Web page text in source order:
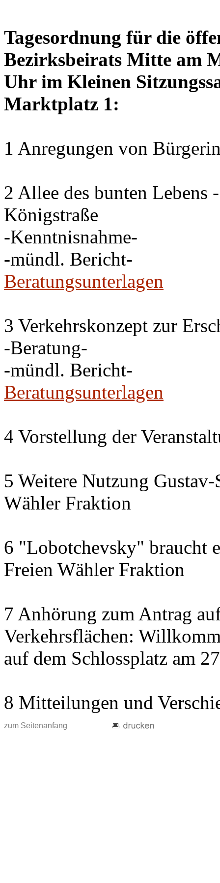
Tagesordnung für die
Bezirksbeirats Mitte am
Uhr im Kleinen
Marktplatz 1:
1 Anregungen von
2 Allee des bunten Lebens
Königstraße
-Kenntnisnahme-
-mündl. Bericht-
Beratungsunterlagen
3 Verkehrskonzept zur
-Beratung-
-mündl. Bericht-
Beratungsunterlagen
4 Vorstellung der
5 Weitere Nutzung
Wähler Fraktion
6 "Lobotchevsky" braucht
Freien Wähler Fraktion
7 Anhörung zum Antrag
Verkehrsflächen:
auf dem Schlossplatz am
8 Mitteilungen und
zum Seitenanfang